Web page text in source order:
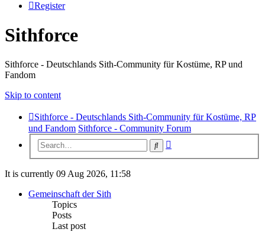
Register
Sithforce
Sithforce - Deutschlands Sith-Community für Kostüme, RP und
Fandom
Skip to content
Sithforce - Deutschlands Sith-Community für Kostüme, RP
und Fandom Sithforce - Community Forum
Search
It is currently 09 Aug 2026, 11:58
Gemeinschaft der Sith
Topics
Posts
Last post